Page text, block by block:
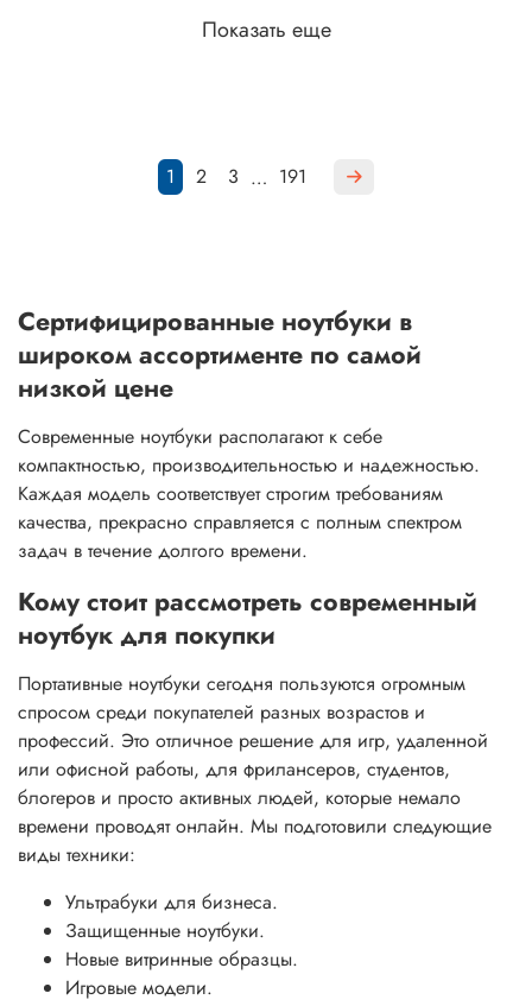
Показать еще
1 2 3 … 191
Сертифицированные ноутбуки в
широком ассортименте по самой
низкой цене
Современные ноутбуки располагают к себе
компактностью, производительностью и надежностью.
Каждая модель соответствует строгим требованиям
качества, прекрасно справляется с полным спектром
задач в течение долгого времени.
Кому стоит рассмотреть современный
ноутбук для покупки
Портативные ноутбуки сегодня пользуются огромным
спросом среди покупателей разных возрастов и
профессий. Это отличное решение для игр, удаленной
или офисной работы, для фрилансеров, студентов,
блогеров и просто активных людей, которые немало
времени проводят онлайн. Мы подготовили следующие
виды техники:
Ультрабуки для бизнеса.
Защищенные ноутбуки.
Новые витринные образцы.
Игровые модели.